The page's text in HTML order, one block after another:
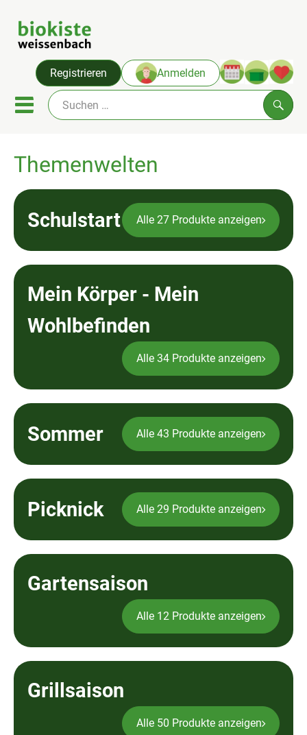
Registrieren Anmelden
Mobiles Menu öffnen oder
Angebote & Neues
Themenwelten
Obst & Gemüse
Abokiste
Kühlregal
Getränke
Natur-Drogerie
AllerLiebe
Über uns
Service
Themenwelten
Schulstart Alle 27 Produkte anzeigen
Mein Körper - Mein
Wohlbefinden
Alle 34 Produkte anzeigen
Sommer Alle 43 Produkte anzeigen
Picknick Alle 29 Produkte anzeigen
Gartensaison
Alle 12 Produkte anzeigen
Grillsaison
Alle 50 Produkte anzeigen